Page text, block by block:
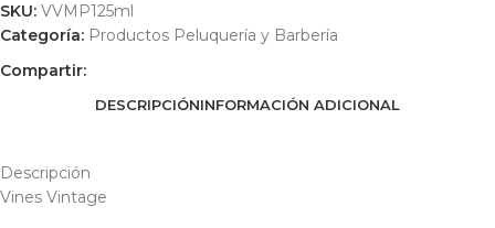
SKU: VVMP125ml
Categoría: Productos Peluquería y Barbería
Compartir:
DESCRIPCIÓNINFORMACIÓN ADICIONAL
Descripción
Vines Vintage